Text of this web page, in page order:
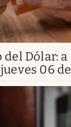
del Dólar:
06